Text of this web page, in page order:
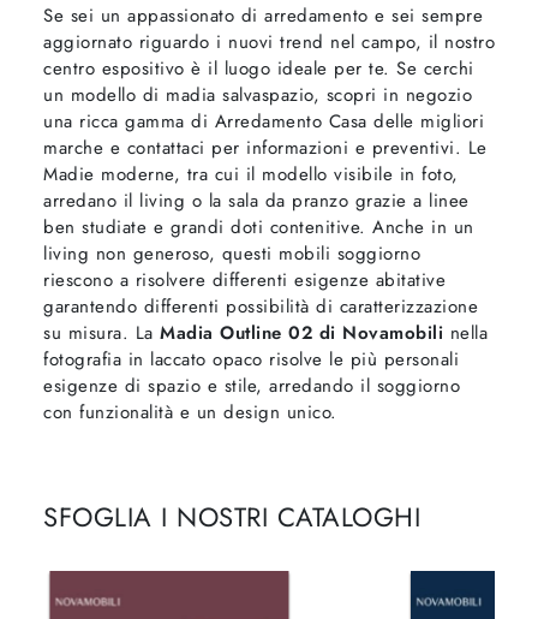
Se sei un appassionato di arredamento e sei sempre
aggiornato riguardo i nuovi trend nel campo, il nostro
centro espositivo è il luogo ideale per te. Se cerchi
un modello di madia salvaspazio, scopri in negozio
una ricca gamma di Arredamento Casa delle migliori
marche e contattaci per informazioni e preventivi. Le
Madie moderne, tra cui il modello visibile in foto,
arredano il living o la sala da pranzo grazie a linee
ben studiate e grandi doti contenitive. Anche in un
living non generoso, questi mobili soggiorno
riescono a risolvere differenti esigenze abitative
garantendo differenti possibilità di caratterizzazione
su misura. La Madia Outline 02 di Novamobili nella
fotografia in laccato opaco risolve le più personali
esigenze di spazio e stile, arredando il soggiorno
con funzionalità e un design unico.
SFOGLIA I NOSTRI CATALOGHI